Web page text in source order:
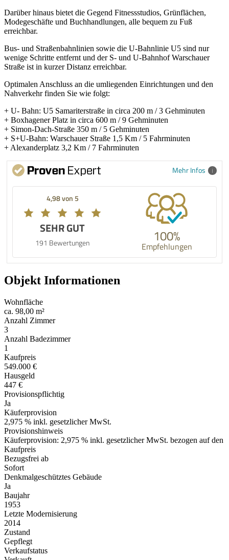
Darüber hinaus bietet die Gegend Fitnessstudios, Grünflächen,
Modegeschäfte und Buchhandlungen, alle bequem zu Fuß
erreichbar.
Bus- und Straßenbahnlinien sowie die U-Bahnlinie U5 sind nur
wenige Schritte entfernt und der S- und U-Bahnhof Warschauer
Straße ist in kurzer Distanz erreichbar.
Optimalen Anschluss an die umliegenden Einrichtungen und den
Nahverkehr finden Sie wie folgt:
+ U- Bahn: U5 Samariterstraße in circa 200 m / 3 Gehminuten
+ Boxhagener Platz in circa 600 m / 9 Gehminuten
+ Simon-Dach-Straße 350 m / 5 Gehminuten
+ S+U-Bahn: Warschauer Straße 1,5 Km / 5 Fahrminuten
+ Alexanderplatz 3,2 Km / 7 Fahrminuten
Mehr Infos
4,98 von 5
SEHR GUT
191 Bewertungen 100%
Empfehlungen
Objekt Informationen
Wohnfläche
ca. 98,00 m²
Anzahl Zimmer
3
Anzahl Badezimmer
1
Kaufpreis
549.000 €
Hausgeld
447 €
Provisionspflichtig
Ja
Käuferprovision
2,975 % inkl. gesetzlicher MwSt.
Provisionshinweis
Käuferprovision: 2,975 % inkl. gesetzlicher MwSt. bezogen auf den
Kaufpreis
Bezugsfrei ab
Sofort
Denkmalgeschütztes Gebäude
Ja
Baujahr
1953
Letzte Modernisierung
2014
Zustand
Gepflegt
Verkaufstatus